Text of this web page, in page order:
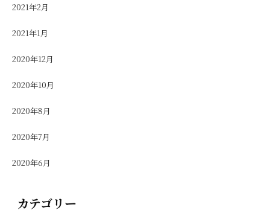
2021年2月
2021年1月
2020年12月
2020年10月
2020年8月
2020年7月
2020年6月
カテゴリー